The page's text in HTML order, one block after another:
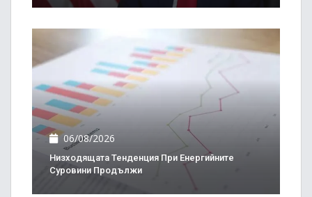
06/08/2026
Низходящата Тенденция При Енергийните
Суровини Продължи